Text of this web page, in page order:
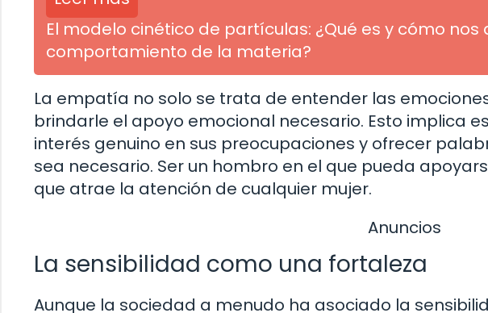
El modelo cinético de partículas: ¿Qué es y cómo
comportamiento de la materia?
La empatía no solo se trata de entender las
brindarle el apoyo emocional necesario. Esto implica
interés genuino en sus preocupaciones y ofrecer
sea necesario. Ser un hombro en el que pueda
que atrae la atención de cualquier mujer.
Anuncios
La sensibilidad como una fortaleza
Aunque la sociedad a menudo ha asociado la